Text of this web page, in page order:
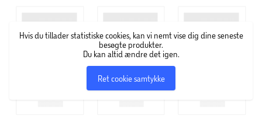
Hvis du tillader statistiske cookies, kan vi nemt vise dig dine seneste
besøgte produkter.
Du kan altid ændre det igen.
Ret cookie samtykke